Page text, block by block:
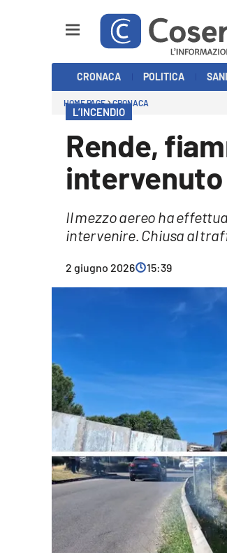
Economia e Lavoro
Streaming
Lac Network
CRONACA POLITICA
HOME PAGE CRONACA
L’INCENDIO
Rende,
Il mezzo aereo ha
intervenire. Chiusa al
2 giugno 2026 15:39